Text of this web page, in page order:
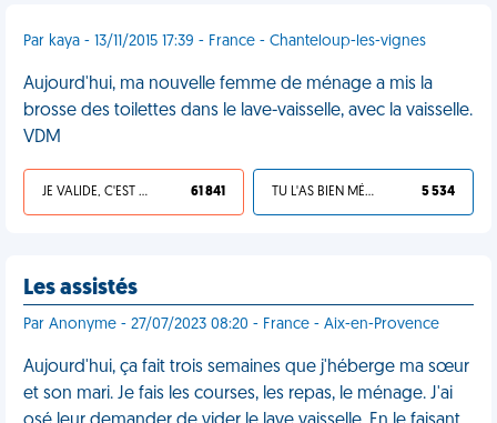
Par kaya - 13/11/2015 17:39 - France - Chanteloup-les-vignes
Aujourd'hui, ma nouvelle femme de ménage a mis la
brosse des toilettes dans le lave-vaisselle, avec la vaisselle.
VDM
JE VALIDE, C'EST UNE VDM 61 841 TU L'AS BIEN MÉRITÉ 5 534
Les assistés
Par Anonyme - 27/07/2023 08:20 - France - Aix-en-Provence
Aujourd'hui, ça fait trois semaines que j'héberge ma sœur
et son mari. Je fais les courses, les repas, le ménage. J'ai